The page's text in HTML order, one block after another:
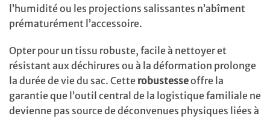
l’humidité ou les projections salissantes n’abîment
prématurément l’accessoire.
Opter pour un tissu robuste, facile à nettoyer et
résistant aux déchirures ou à la déformation prolonge
la durée de vie du sac. Cette robustesseoffre la
garantie que l’outil central de la logistique familiale ne
devienne pas source de déconvenues physiques liées à